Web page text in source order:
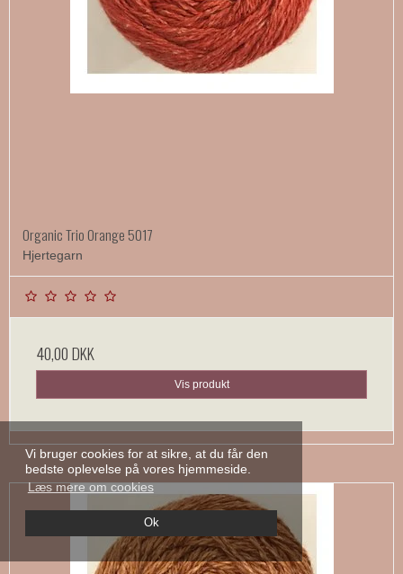
Vi bruger cookies for at sikre, at du får den
bedste oplevelse på vores hjemmeside.
Læs mere om cookies
Ok
Organic Trio Orange 5017
Hjertegarn
40,00 DKK
Vis produkt